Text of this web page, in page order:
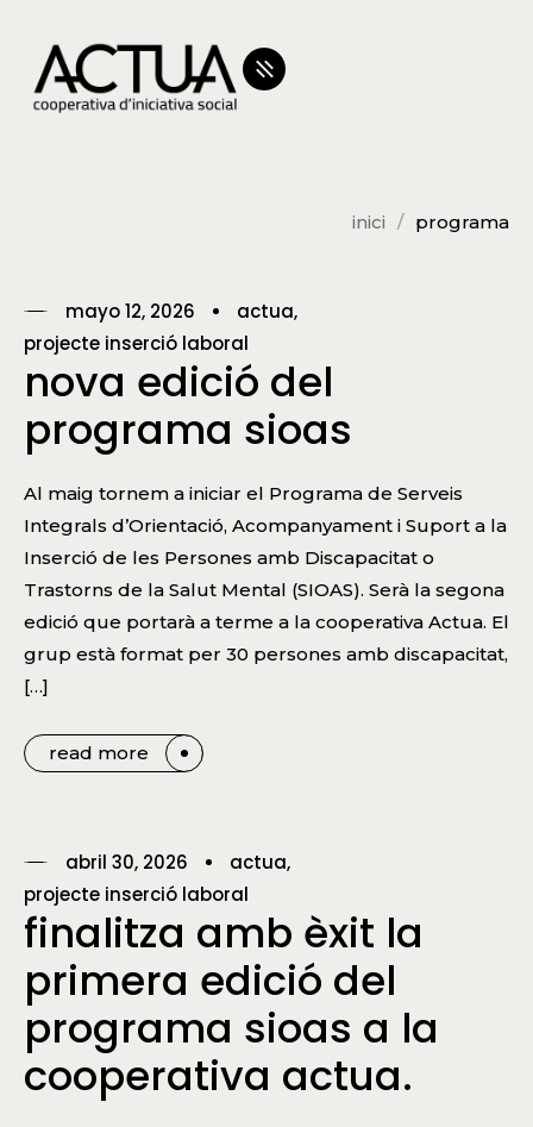
inici programa
mayo 12, 2026
actua
projecte inserció laboral
nova edició del
programa sioas
Al maig tornem a iniciar el Programa de Serveis
Integrals d’Orientació, Acompanyament i Suport a la
Inserció de les Persones amb Discapacitat o
Trastorns de la Salut Mental (SIOAS). Serà la segona
edició que portarà a terme a la cooperativa Actua. El
grup està format per 30 persones amb discapacitat,
[…]
read more
abril 30, 2026
actua
projecte inserció laboral
finalitza amb èxit la
primera edició del
programa sioas a la
cooperativa actua.